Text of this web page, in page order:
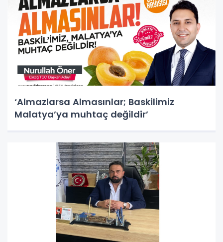
‘Almazlarsa Almasınlar; Baskilimiz
Malatya’ya muhtaç değildir’